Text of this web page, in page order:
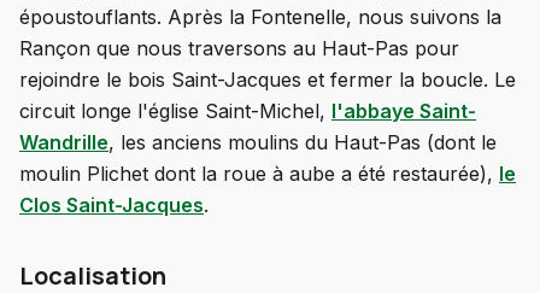
époustouflants. Après la Fontenelle, nous suivons la
Rançon que nous traversons au Haut-Pas pour
rejoindre le bois Saint-Jacques et fermer la boucle. Le
circuit longe l'église Saint-Michel, l'abbaye Saint-
Wandrille, les anciens moulins du Haut-Pas (dont le
moulin Plichet dont la roue à aube a été restaurée), le
Clos Saint-Jacques.
Localisation